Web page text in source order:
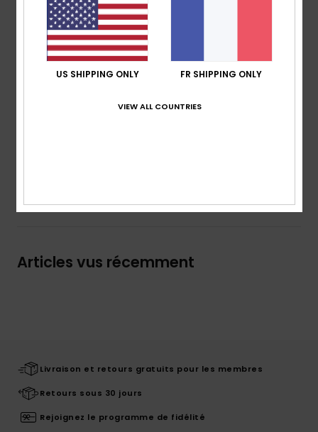
Matière :Coton côtelé plat [350 g/m2]
Coupe :coupe regular, classique et confortable
Taille élastiquée avec cordon de serrage
Impression HD du lettrage Quiksilver sur le côté
Livraison & Retours
Articles vus récemment
Livraison et retours gratuits pour les membres
Retours sous 30 jours
Rejoignez le programme de fidélité
US SHIPPING ONLY FR SHIPPING ONLY
VIEW ALL COUNTRIES